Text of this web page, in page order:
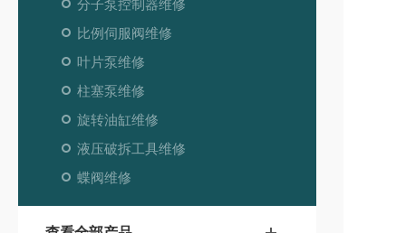
分子泵控制器维修
比例伺服阀维修
叶片泵维修
柱塞泵维修
旋转油缸维修
液压破拆工具维修
蝶阀维修